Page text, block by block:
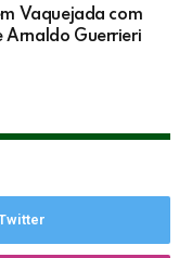
Vaquejada com
Arnaldo Guerrieri